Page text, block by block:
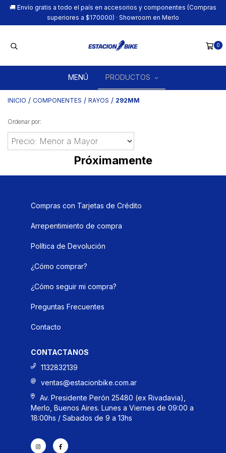
🚚 Envío gratis a todo el país en accesorios y componentes (Compras
superiores a $170000) · Showroom en Merlo
0
MENÚ PRODUCTOS
INICIO / COMPONENTES / RAYOS / 292MM
Ordenar por:
Próximamente
Compras con Tarjetas de Crédito
Arrepentimiento de compra
Política de Devolución
¿Cómo comprar?
¿Cómo seguir mi compra?
Preguntas Frecuentes
Contacto
CONTACTANOS
1132832139
ventas@estacionbike.com.ar
Av. Presidente Perón 25480 (ex Rivadavia),
Merlo, Buenos Aires. Lunes a Viernes de 09:00 a
18:00hs / Sabados de 9 a 13hs